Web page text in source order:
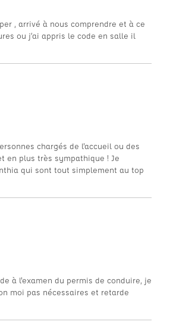
, arrivé à nous comprendre et à ce
ou j’ai appris le code en salle il
chargés de l'accueil ou des
en plus très sympathique ! Je
qui sont tout simplement au top
à l'examen du permis de conduire, je
moi pas nécessaires et retarde